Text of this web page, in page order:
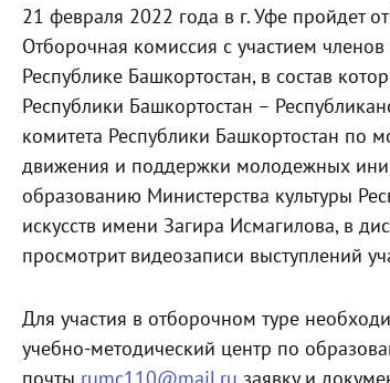
21 февраля 2022 года в г. Уфе пройдет
Отборочная комиссия с участием
Республике Башкортостан, в состав
Республики Башкортостан –
комитета Республики Башкортостан по
движения и поддержки молодежных
образованию Министерства культуры
искусств имени Загира Исмагилова, в
просмотрит видеозаписи выступлений
Для участия в отборочном туре
учебно-методический центр по